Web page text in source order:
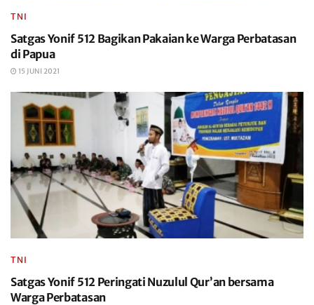
TNI
Satgas Yonif 512 Bagikan Pakaian ke Warga Perbatasan
di Papua
15 JUNI 2021
TNI
Satgas Yonif 512 Peringati Nuzulul Qur’an bersama
Warga Perbatasan